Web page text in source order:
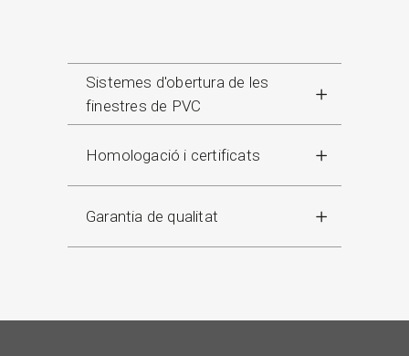
Sistemes d'obertura de les
finestres de PVC
Homologació i certificats
Garantia de qualitat